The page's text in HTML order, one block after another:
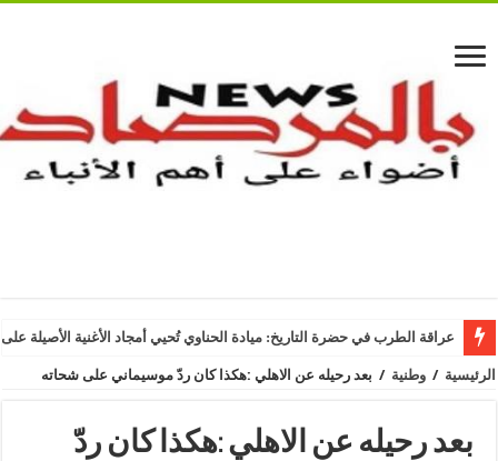
عراقة الطرب في حضرة التاريخ: ميادة الحناوي تُحيي أمجاد الأغنية الأصيلة
الرئيسية / وطنية / بعد رحيله عن الاهلي :هكذا كان ردّ موسيماني على شحاته
بعد رحيله عن الاهلي :هكذا كان ردّ